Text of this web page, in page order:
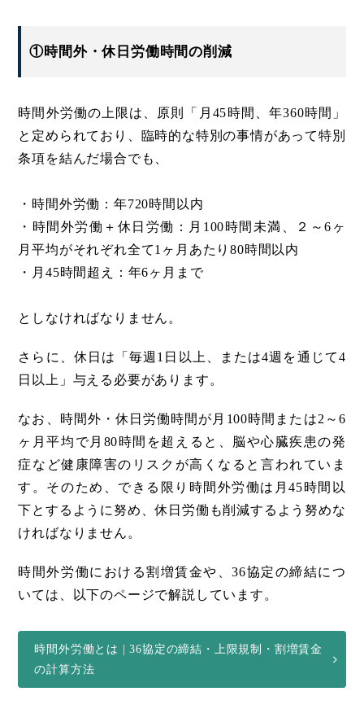
①時間外・休日労働時間の削減
時間外労働の上限は、原則「月45時間、年360時間」
と定められており、臨時的な特別の事情があって特別
条項を結んだ場合でも、
・時間外労働：年720時間以内
・時間外労働＋休日労働：月100時間未満、２～6ヶ
月平均がそれぞれ全て1ヶ月あたり80時間以内
・月45時間超え：年6ヶ月まで
としなければなりません。
さらに、休日は「毎週1日以上、または4週を通じて4
日以上」与える必要があります。
なお、時間外・休日労働時間が月100時間または2～6
ヶ月平均で月80時間を超えると、脳や心臓疾患の発
症など健康障害のリスクが高くなると言われていま
す。そのため、できる限り時間外労働は月45時間以
下とするように努め、休日労働も削減するよう努めな
ければなりません。
時間外労働における割増賃金や、36協定の締結につ
いては、以下のページで解説しています。
時間外労働とは | 36協定の締結・上限規制・割増賃金
の計算方法